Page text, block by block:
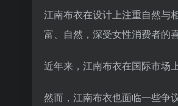
江南布衣在设计上注重自然与
富、自然，深受女性消费者的
近年来，江南布衣在国际市场
然而，江南布衣也面临一些争